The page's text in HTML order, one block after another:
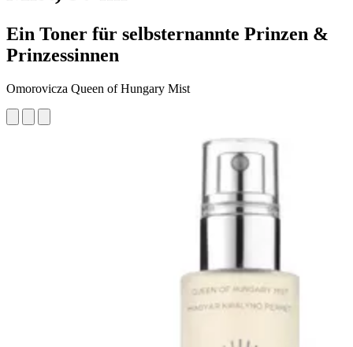
Ein Toner für selbsternannte Prinzen &
Prinzessinnen
Omorovicza Queen of Hungary Mist